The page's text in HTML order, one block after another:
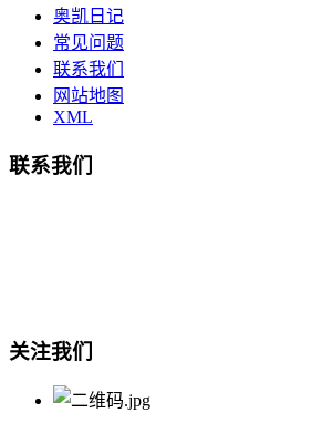
奥凯日记
常见问题
联系我们
网站地图
XML
联系我们
关注我们